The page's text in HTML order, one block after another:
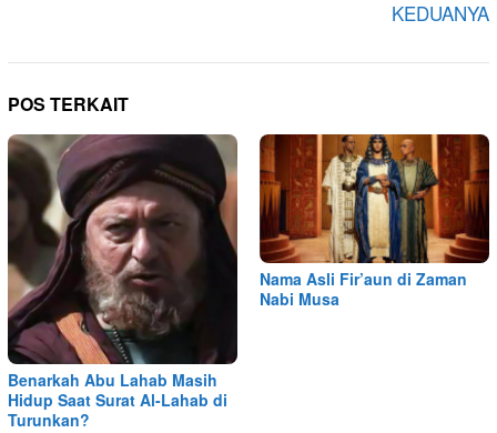
KEDUANYA
POS TERKAIT
Benarkah Abu Lahab Masih
Hidup Saat Surat Al-Lahab di
Turunkan?
Nama Asli Fir’aun di Zaman
Nabi Musa